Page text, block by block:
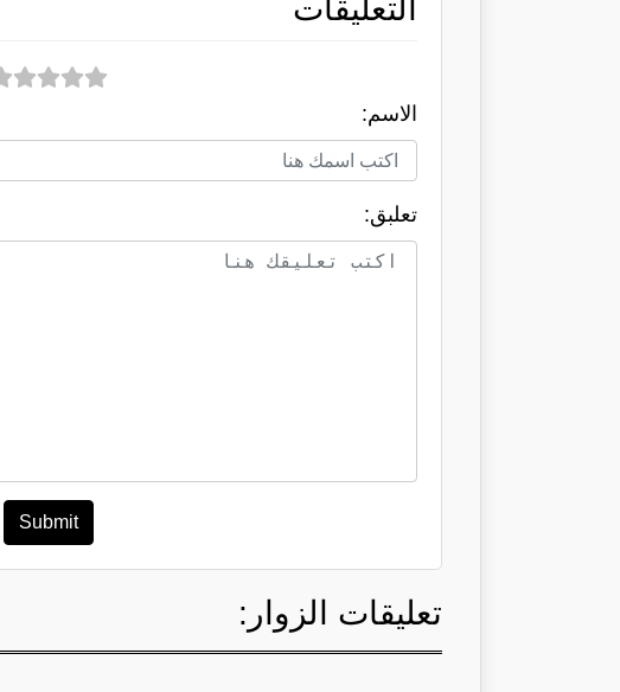
التعليقات
الاسم:
تعلبق:
Submit
تعليقات الزوار: